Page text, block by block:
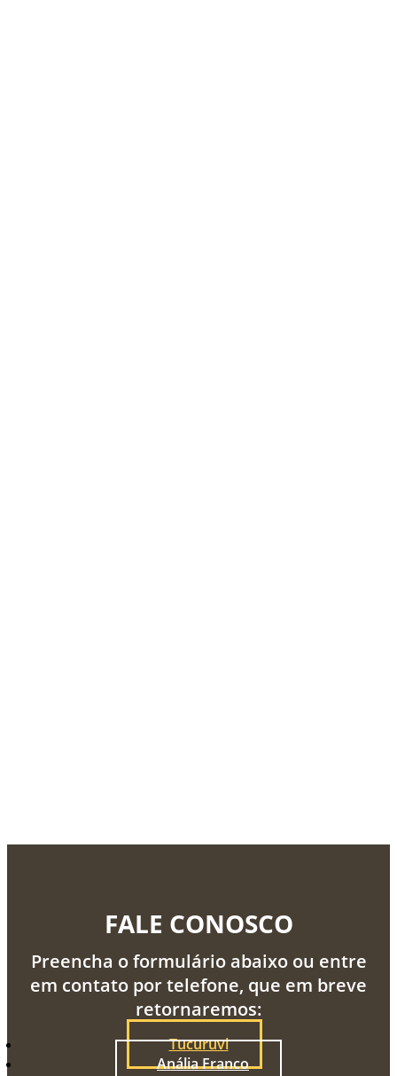
FALE CONOSCO
Preencha o formulário abaixo ou entre
em contato por telefone, que em breve
retornaremos:
Tucuruvi
Anália Franco